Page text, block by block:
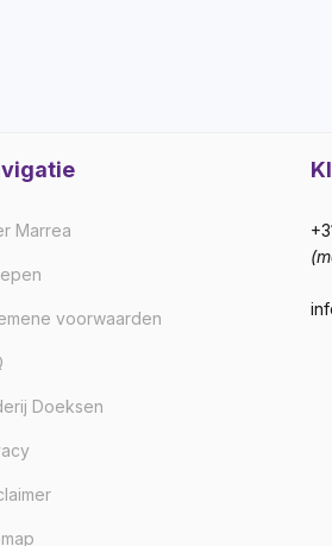
Marrea
voorwaarden
Doeksen